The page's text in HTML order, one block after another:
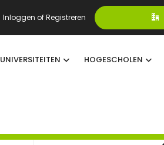
Inloggen of Registreren
UNIVERSITEITEN HOGESCHOLEN